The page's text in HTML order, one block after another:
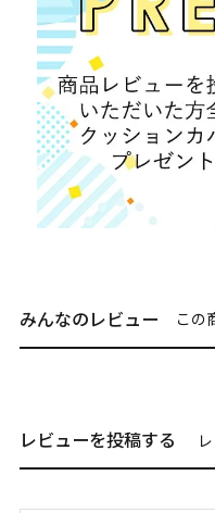
みんなのレビュー この
レビューを投稿する